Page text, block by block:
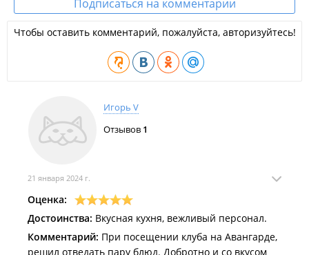
Подписаться на комментарии
Чтобы оставить комментарий, пожалуйста, авторизуйтесь!
Игорь V
Отзывов 1
21 января 2024 г.
Оценка:
Достоинства: Вкусная кухня, вежливый персонал.
Комментарий: При посещении клуба на Авангарде,
решил отведать пару блюд. Добротно и со вкусом